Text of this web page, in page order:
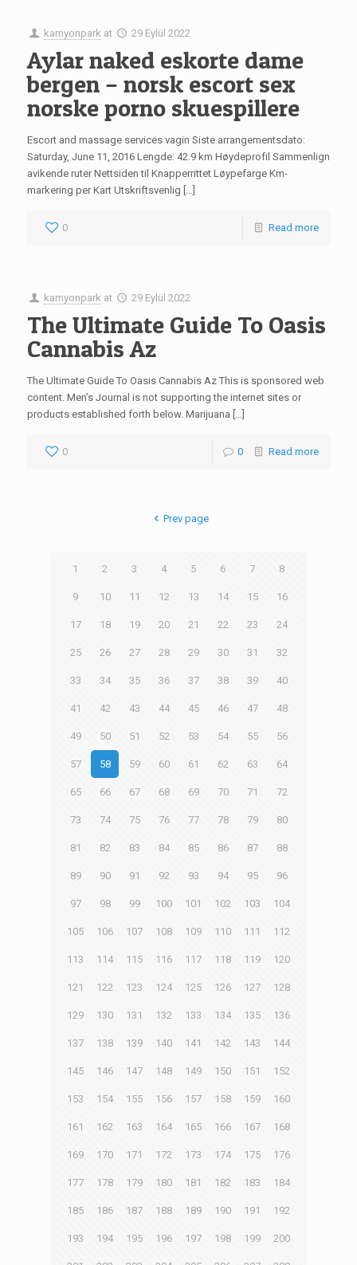
kamyonpark at 29 Eylül 2022
Aylar naked eskorte dame
bergen – norsk escort sex
norske porno skuespillere
Escort and massage services vagin Siste arrangementsdato:
Saturday, June 11, 2016 Lengde: 42.9 km Høydeprofil Sammenlign
avikende ruter Nettsiden til Knapperrittet Løypefarge Km-
markering per Kart Utskriftsvenlig […]
0 Read more
kamyonpark at 29 Eylül 2022
The Ultimate Guide To Oasis
Cannabis Az
The Ultimate Guide To Oasis Cannabis Az This is sponsored web
content. Men’s Journal is not supporting the internet sites or
products established forth below. Marijuana […]
0 0 Read more
Prev page
1 2 3 4 5 6 7 8
9 10 11 12 13 14 15 16
17 18 19 20 21 22 23 24
25 26 27 28 29 30 31 32
33 34 35 36 37 38 39 40
41 42 43 44 45 46 47 48
49 50 51 52 53 54 55 56
57 58 59 60 61 62 63 64
65 66 67 68 69 70 71 72
73 74 75 76 77 78 79 80
81 82 83 84 85 86 87 88
89 90 91 92 93 94 95 96
97 98 99 100 101 102 103 104
105 106 107 108 109 110 111 112
113 114 115 116 117 118 119 120
121 122 123 124 125 126 127 128
129 130 131 132 133 134 135 136
137 138 139 140 141 142 143 144
145 146 147 148 149 150 151 152
153 154 155 156 157 158 159 160
161 162 163 164 165 166 167 168
169 170 171 172 173 174 175 176
177 178 179 180 181 182 183 184
185 186 187 188 189 190 191 192
193 194 195 196 197 198 199 200